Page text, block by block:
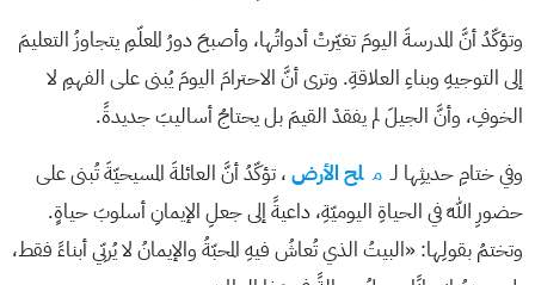
وتؤكّدُ أنَّ المدرسةَ اليومَ تغيّرتْ أدواتُها، وأصبحَ دورُ المعلّمِ يتجاوزُ التعليمَ
إلى التوجيهِ وبناءِ العلاقةِ. وترى أنَّ الاحترامَ اليومَ يُبنى على الفهمِ لا
الخوفِ، وأنَّ الجيلَ لم يفقدْ القيمَ بل يحتاجُ أساليبَ جديدةً.
وفي ختامِ حديثِها لـ م لح الأرض ، تؤكّدُ أنَّ العائلةَ المسيحيّةَ تُبنى على
حضورِ اللهِ في الحياةِ اليوميّةِ، داعيةً إلى جعلِ الإيمانِ أسلوبَ حياةٍ.
وتختمُ بقولِها: «البيتُ الذي تُعاشُ فيهِ المحبّةُ والإيمانُ لا يُربّي أبناءً فقط،